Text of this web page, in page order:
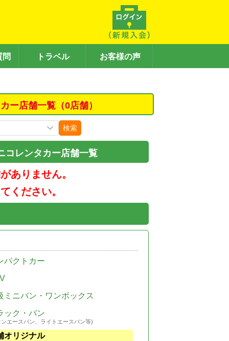
問 トラベル お客様の声
ー店舗一覧（0店舗）
検索
コレンタカー店舗一覧
ありません。
ください。
パクトカー
ミニバン・ワンボックス
ック・バン
エースバン、ライトエースバン等)
オリジナル